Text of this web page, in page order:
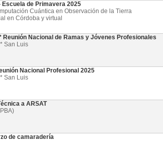
Escuela de Primavera 2025
Cuántica en Observación de la Tierra
en Córdoba y virtual
* Reunión Nacional de Ramas y Jóvenes Profesionales
San Luis
Nacional Profesional 2025
San Luis
a ARSAT
de camaradería